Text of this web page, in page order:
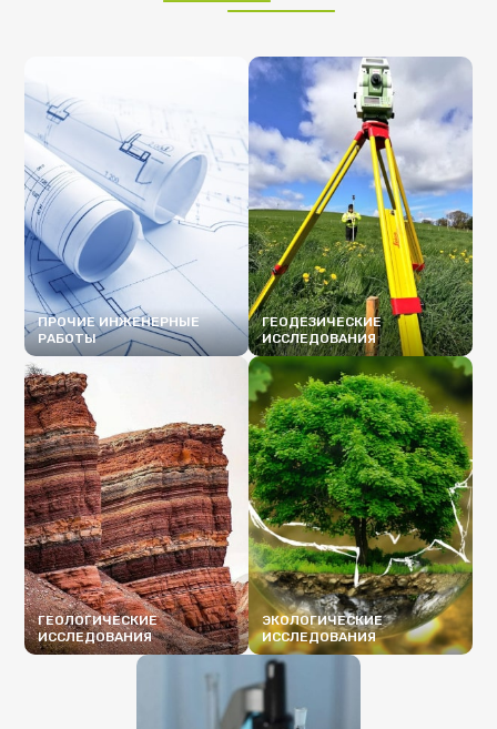
ПРОЧИЕ ИНЖЕНЕРНЫЕ
РАБОТЫ
ПОДРОБНЕЕ
ГЕОДЕЗИЧЕСКИЕ
ИССЛЕДОВАНИЯ
ПОДРОБНЕЕ
ГЕОЛОГИЧЕСКИЕ
ИССЛЕДОВАНИЯ
ЭКОЛОГИЧЕСКИЕ
ИССЛЕДОВАНИЯ